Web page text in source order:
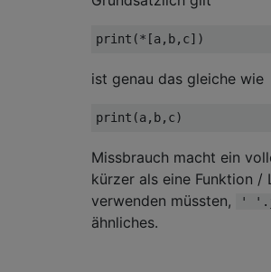
print (*[a, b, c])
ist genau das gleiche wie
print (a, b, c)
Missbrauch macht ein
kürzer als eine Funktion /
verwenden müssten,
'
ähnliches.